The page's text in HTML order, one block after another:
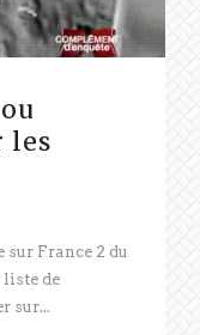
les
sur France 2 du
liste de
sur...